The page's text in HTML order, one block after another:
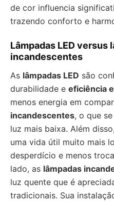
de cor influencia
trazendo conforto e
Lâmpadas LED versus
incandescentes
As lâmpadas LED são
durabilidade e eficiência
menos energia em
incandescentes, o que
luz mais baixa. Além
uma vida útil muito mais
desperdício e menos
lado, as lâmpadas
luz quente que é
tradicionais. Sua